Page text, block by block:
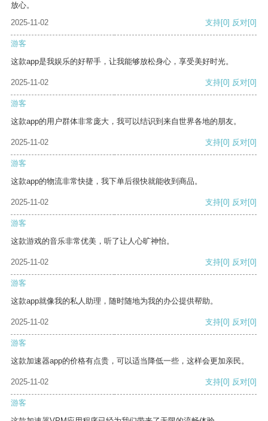
放心。
2025-11-02
支持[0] 反对[0]
游客
这款app是我娱乐的好帮手，让我能够放松身心，享受美好时光。
2025-11-02 支持[0] 反对[0]
游客
这款app的用户群体非常庞大，我可以结识到来自世界各地的朋友。
2025-11-02 支持[0] 反对[0]
游客
这款app的物流非常快捷，我下单后很快就能收到商品。
2025-11-02 支持[0] 反对[0]
游客
这款游戏的音乐非常优美，听了让人心旷神怡。
2025-11-02 支持[0] 反对[0]
游客
这款app就像我的私人助理，随时随地为我的办公提供帮助。
2025-11-02 支持[0] 反对[0]
游客
这款加速器app的价格有点贵，可以适当降低一些，这样会更加亲民。
2025-11-02 支持[0] 反对[0]
游客